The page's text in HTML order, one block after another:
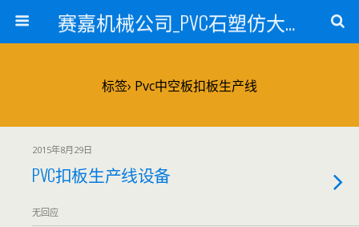
赛嘉机械公司_PVC石塑仿大理石线条生产线_PVC仿大理石板材生产设备_PVC门窗型材生产设备_PVC扣板设备_PVC/WPC发泡板材生产线_PVC波浪瓦生产设备_地毯覆膜TPR TPE设备_TPR鞋边条生产设备_PVC封边条卡条生产设备_PVC造料设备_PVC PE PP管材生产线_混合机
标签› Pvc中空板扣板生产线
2015年8月29日
PVC扣板生产线设备
无回应